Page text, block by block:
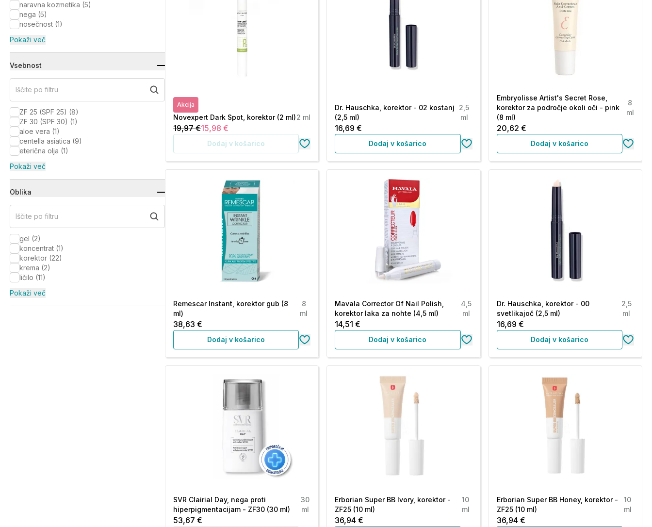
naravna kozmetika (5)
nega (5)
nosečnost (1)
Pokaži več
Vsebnost
Iščite po filtru
ZF 25 (SPF 25) (8)
ZF 30 (SPF 30) (1)
aloe vera (1)
centella asiatica (9)
eterična olja (1)
Pokaži več
Oblika
Iščite po filtru
gel (2)
koncentrat (1)
korektor (22)
krema (2)
ličilo (11)
Pokaži več
Akcija
Novexpert Dark Spot, korektor (2 ml)2 ml
19,97 €15,98 €
Dodaj v košarico
Dr. Hauschka, korektor - 02 kostanj
(2,5 ml)
2,5
ml
16,69 €
Dodaj v košarico
Embryolisse Artist's Secret Rose,
korektor za področje okoli oči - pink
(8 ml)
8
ml
20,62 €
Dodaj v košarico
Remescar Instant, korektor gub (8
ml)
8
ml
38,63 €
Dodaj v košarico
Mavala Corrector Of Nail Polish,
korektor laka za nohte (4,5 ml)
4,5
ml
14,51 €
Dodaj v košarico
Dr. Hauschka, korektor - 00
svetlikajoč (2,5 ml)
2,5
ml
16,69 €
Dodaj v košarico
SVR Clairial Day, nega proti
hiperpigmentacijam - ZF30 (30 ml)
30
ml
53,67 €
Erborian Super BB Ivory, korektor -
ZF25 (10 ml)
10
ml
36,94 €
Erborian Super BB Honey, korektor -
ZF25 (10 ml)
10
ml
36,94 €